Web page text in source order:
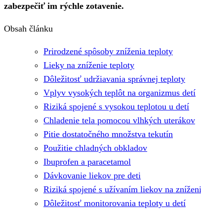
zabezpečiť im rýchle zotavenie.
Obsah článku
Prirodzené spôsoby zníženia teploty
Lieky na zníženie teploty
Dôležitosť udržiavania správnej teploty
Vplyv vysokých teplôt na organizmus detí
Riziká spojené s vysokou teplotou u detí
Chladenie tela pomocou vlhkých uterákov
Pitie dostatočného množstva tekutín
Použitie chladných obkladov
Ibuprofen a paracetamol
Dávkovanie liekov pre deti
Riziká spojené s užívaním liekov na
Dôležitosť monitorovania teploty u detí